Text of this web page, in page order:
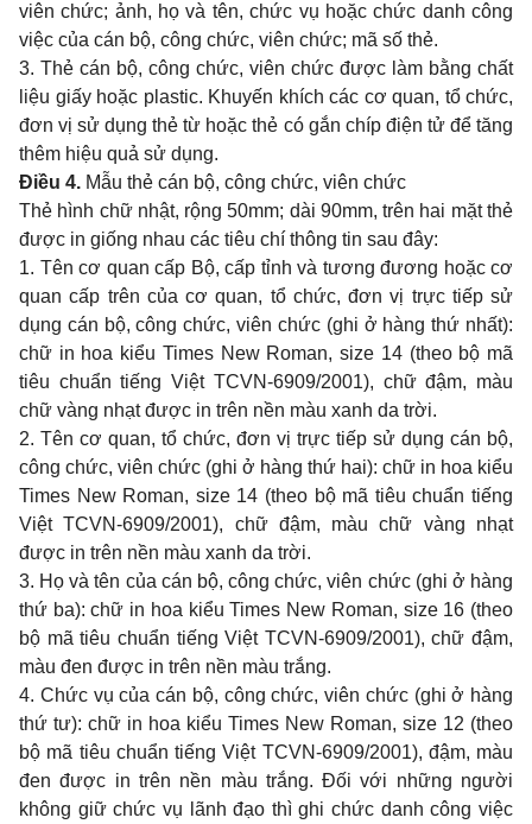
viên chức; ảnh, họ và tên, chức vụ hoặc chức danh công
việc của cán bộ, công chức, viên chức; mã số thẻ.
3. Thẻ cán bộ, công chức, viên chức được làm bằng chất
liệu giấy hoặc plastic. Khuyến khích các cơ quan, tổ chức,
đơn vị sử dụng thẻ từ hoặc thẻ có gắn chíp điện tử để tăng
thêm hiệu quả sử dụng.
Điều 4. Mẫu thẻ cán bộ, công chức, viên chức
Thẻ hình chữ nhật, rộng 50mm; dài 90mm, trên hai mặt thẻ
được in giống nhau các tiêu chí thông tin sau đây:
1. Tên cơ quan cấp Bộ, cấp tỉnh và tương đương hoặc cơ
quan cấp trên của cơ quan, tổ chức, đơn vị trực tiếp sử
dụng cán bộ, công chức, viên chức (ghi ở hàng thứ nhất):
chữ in hoa kiểu Times New Roman, size 14 (theo bộ mã
tiêu chuẩn tiếng Việt TCVN-6909/2001), chữ đậm, màu
chữ vàng nhạt được in trên nền màu xanh da trời.
2. Tên cơ quan, tổ chức, đơn vị trực tiếp sử dụng cán bộ,
công chức, viên chức (ghi ở hàng thứ hai): chữ in hoa kiểu
Times New Roman, size 14 (theo bộ mã tiêu chuẩn tiếng
Việt TCVN-6909/2001), chữ đậm, màu chữ vàng nhạt
được in trên nền màu xanh da trời.
3. Họ và tên của cán bộ, công chức, viên chức (ghi ở hàng
thứ ba): chữ in hoa kiểu Times New Roman, size 16 (theo
bộ mã tiêu chuẩn tiếng Việt TCVN-6909/2001), chữ đậm,
màu đen được in trên nền màu trắng.
4. Chức vụ của cán bộ, công chức, viên chức (ghi ở hàng
thứ tư): chữ in hoa kiểu Times New Roman, size 12 (theo
bộ mã tiêu chuẩn tiếng Việt TCVN-6909/2001), đậm, màu
đen được in trên nền màu trắng. Đối với những người
không giữ chức vụ lãnh đạo thì ghi chức danh công việc